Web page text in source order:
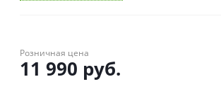
Розничная цена
11 990 руб.